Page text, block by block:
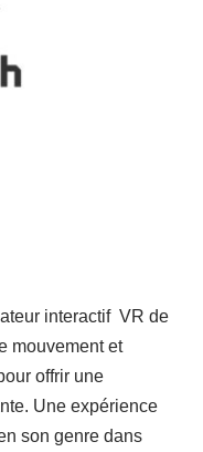
interactif VR de
mouvement et
offrir une
Une expérience
son genre dans